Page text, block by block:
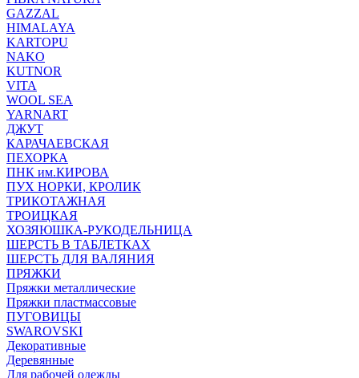
GAZZAL
HIMALAYA
KARTOPU
NAKO
KUTNOR
VITA
WOOL SEA
YARNART
ДЖУТ
КАРАЧАЕВСКАЯ
ПЕХОРКА
ПНК им.КИРОВА
ПУХ НОРКИ, КРОЛИК
ТРИКОТАЖНАЯ
ТРОИЦКАЯ
ХОЗЯЮШКА-РУКОДЕЛЬНИЦА
ШЕРСТЬ В ТАБЛЕТКАХ
ШЕРСТЬ ДЛЯ ВАЛЯНИЯ
ПРЯЖКИ
Пряжки металлические
Пряжки пластмассовые
ПУГОВИЦЫ
SWAROVSKI
Декоративные
Деревянные
Для рабочей одежды